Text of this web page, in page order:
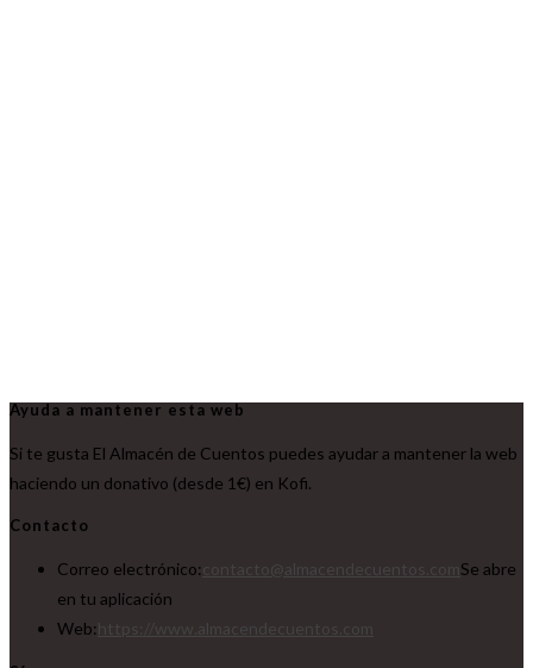
Ayuda a mantener esta web
Si te gusta El Almacén de Cuentos puedes ayudar a mantener la web
haciendo un donativo (desde 1€) en Kofi.
Contacto
Correo electrónico:
Se abre
en tu aplicación
Web: